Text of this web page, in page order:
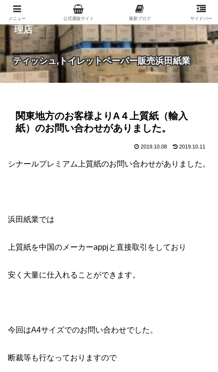
紙（家庭紙・包装紙・印刷用紙など）の総合代
理店
ティッシュ,トイレットペーパー販売浜田紙業
関東地方のお客様よりA４上質紙（輸入
紙）のお問い合わせがありました。
2019.10.08 2019.10.11
シナールプレミアム上質紙のお問い合わせがありました。
浜田紙業では
上質紙を中国のメーカーappjと直接取引をしており
安く大量に仕入れることができます。
今回はA4サイズでのお問い合わせでした。
断裁等も行なっておりますので
メニュー 公式通販サイト 最新ブログ サイドバー